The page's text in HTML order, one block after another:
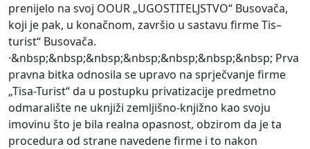
prenijelo na svoj OOUR „UGOSTITELJSTVO“ Busovača,
koji je pak, u konačnom, završio u sastavu firme Tis–
turist“ Busovača.
·&nbsp;&nbsp;&nbsp;&nbsp;&nbsp;&nbsp;&nbsp; Prva
pravna bitka odnosila se upravo na sprječvanje firme
„Tisa-Turist“ da u postupku privatizacije predmetno
odmaralište ne uknjiži zemljišno-knjižno kao svoju
imovinu što je bila realna opasnost, obzirom da je ta
procedura od strane navedene firme i to nakon